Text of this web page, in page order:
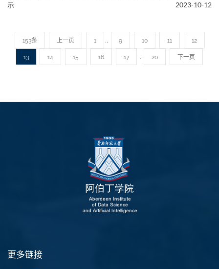
示
2023-10-12
153条 上一页 1 .. 9 10 11 12
13 14 15 16 17 .. 20 下一页
更多链接